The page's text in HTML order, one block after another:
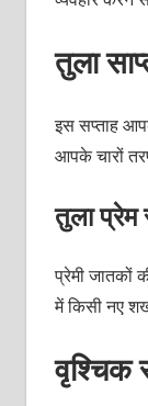
तुला
इस सप्ताह
आपके चारों
तुला प्रेम
प्रेमी जातकों
में किसी नए
वृश्चिक